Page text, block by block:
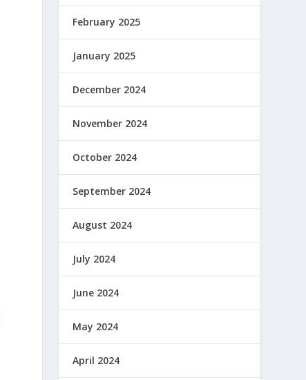
February 2025
January 2025
December 2024
November 2024
October 2024
September 2024
August 2024
July 2024
June 2024
May 2024
April 2024